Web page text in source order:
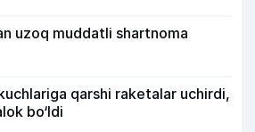
uzoq muddatli shartnoma
qarshi raketalar uchirdi,
bo‘ldi